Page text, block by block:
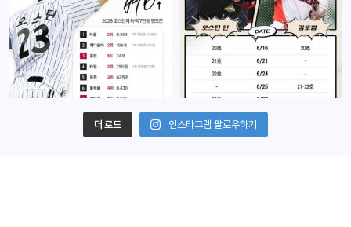
더 로드 인스타그램 팔로우하기